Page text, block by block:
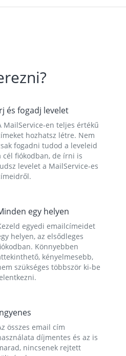
és fogadj levelet
MailService-en teljes értékű
hozhatsz létre. Nem
fogadni tudod a leveleid
cél fiókodban, de írni is
levelet a MailService-es
egy helyen
egyedi emailcímeidet
helyen, az elsődleges
Könnyebben
kényelmesebb,
szükséges többször ki-be
összes email cím
díjmentes és az is
nincsenek rejtett